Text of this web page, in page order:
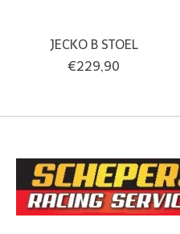
JECKO B STOEL
€229,90